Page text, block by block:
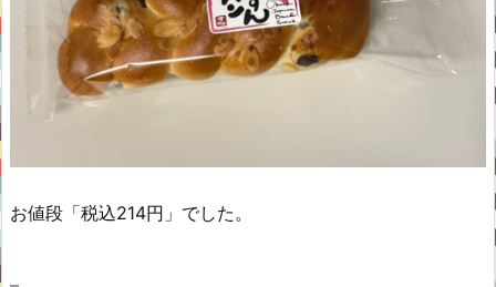
お値段「税込214円」でした。